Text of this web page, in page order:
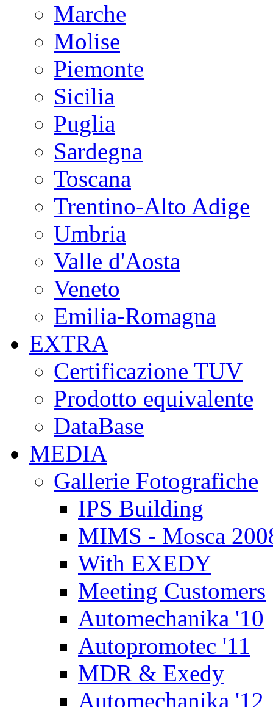
Marche
Molise
Piemonte
Sicilia
Puglia
Sardegna
Toscana
Trentino-Alto Adige
Umbria
Valle d'Aosta
Veneto
Emilia-Romagna
EXTRA
Certificazione TUV
Prodotto equivalente
DataBase
MEDIA
Gallerie Fotografiche
IPS Building
MIMS - Mosca
With EXEDY
Meeting Customers
Automechanika '10
Autopromotec '11
MDR & Exedy
Automechanika '12